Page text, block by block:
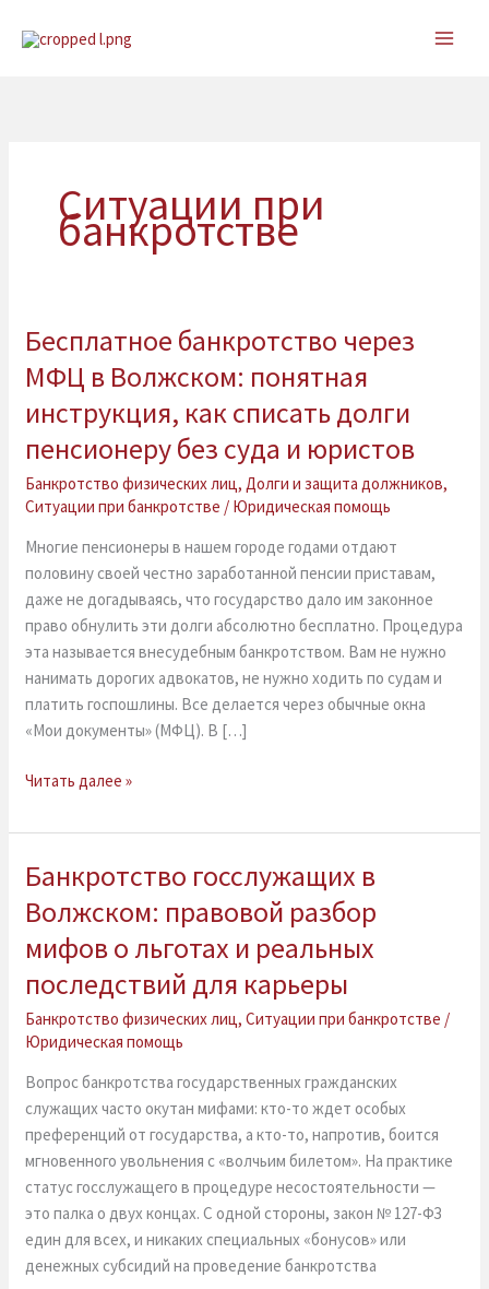
Ситуации при
банкротстве
Бесплатное банкротство через
МФЦ в Волжском: понятная
инструкция, как списать долги
пенсионеру без суда и юристов
Банкротство физических лиц, Долги и защита должников,
Ситуации при банкротстве / Юридическая помощь
Многие пенсионеры в нашем городе годами отдают
половину своей честно заработанной пенсии приставам,
даже не догадываясь, что государство дало им законное
право обнулить эти долги абсолютно бесплатно. Процедура
эта называется внесудебным банкротством. Вам не нужно
нанимать дорогих адвокатов, не нужно ходить по судам и
платить госпошлины. Все делается через обычные окна
«Мои документы» (МФЦ). В […]
Бесплатное
через
МФЦ
Волжском:
понятная
инструкция,
как
списать
долги
пенсионеру
без
суда
и
юристов
Читать далее »
Банкротство госслужащих в
Волжском: правовой разбор
мифов о льготах и реальных
последствий для карьеры
Банкротство физических лиц,Ситуации при банкротстве /
Юридическая помощь
Вопрос банкротства государственных гражданских
служащих часто окутан мифами: кто-то ждет особых
преференций от государства, а кто-то, напротив, боится
мгновенного увольнения с «волчьим билетом». На практике
статус госслужащего в процедуре несостоятельности —
это палка о двух концах. С одной стороны, закон № 127-ФЗ
един для всех, и никаких специальных «бонусов» или
денежных субсидий на проведение банкротства
Банкротство
госслужащих
в
Волжском:
разбор
мифов
о
льготах
и
реальных
последствий
для
карьеры